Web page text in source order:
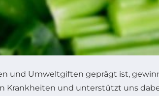
und Umweltgiften geprägt ist,
Krankheiten und unterstützt uns